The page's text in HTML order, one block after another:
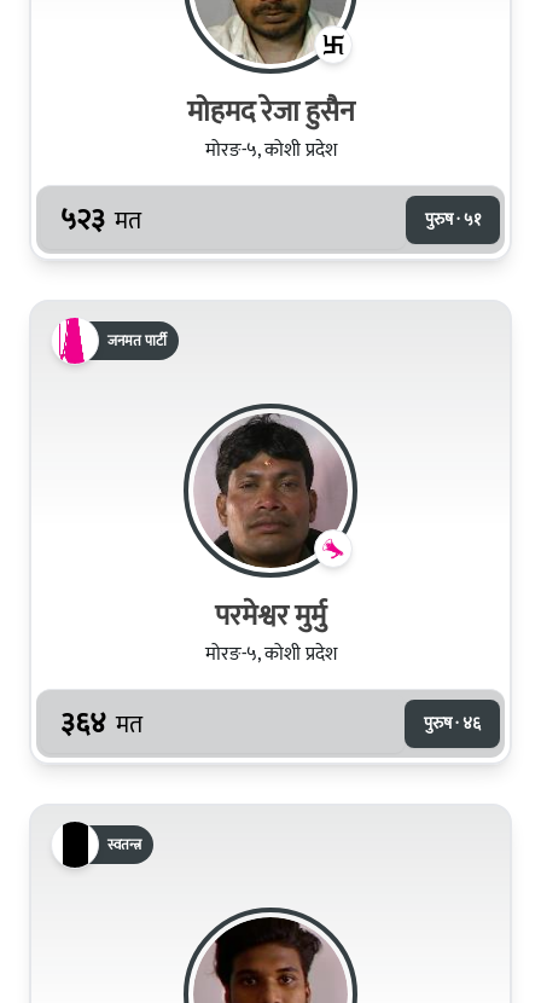
मोहमद रेजा हुसैन
मोरङ-५, कोशी प्रदेश
५२३ मत पुरुष · ५१
जनमत पार्टी
परमेश्वर मुर्मु
मोरङ-५, कोशी प्रदेश
३६४ मत पुरुष · ४६
स्वतन्त्र